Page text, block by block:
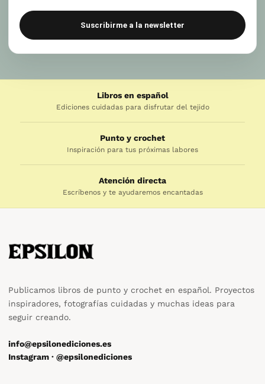
Suscribirme a la newsletter
Libros en español
Ediciones cuidadas para disfrutar del tejido
Punto y crochet
Inspiración para tus próximas labores
Atención directa
Escríbenos y te ayudaremos encantadas
Publicamos libros de punto y crochet en español. Proyectos
inspiradores, fotografías cuidadas y muchas ideas para
seguir creando.
info@epsilonediciones.es
Instagram · @epsilonediciones